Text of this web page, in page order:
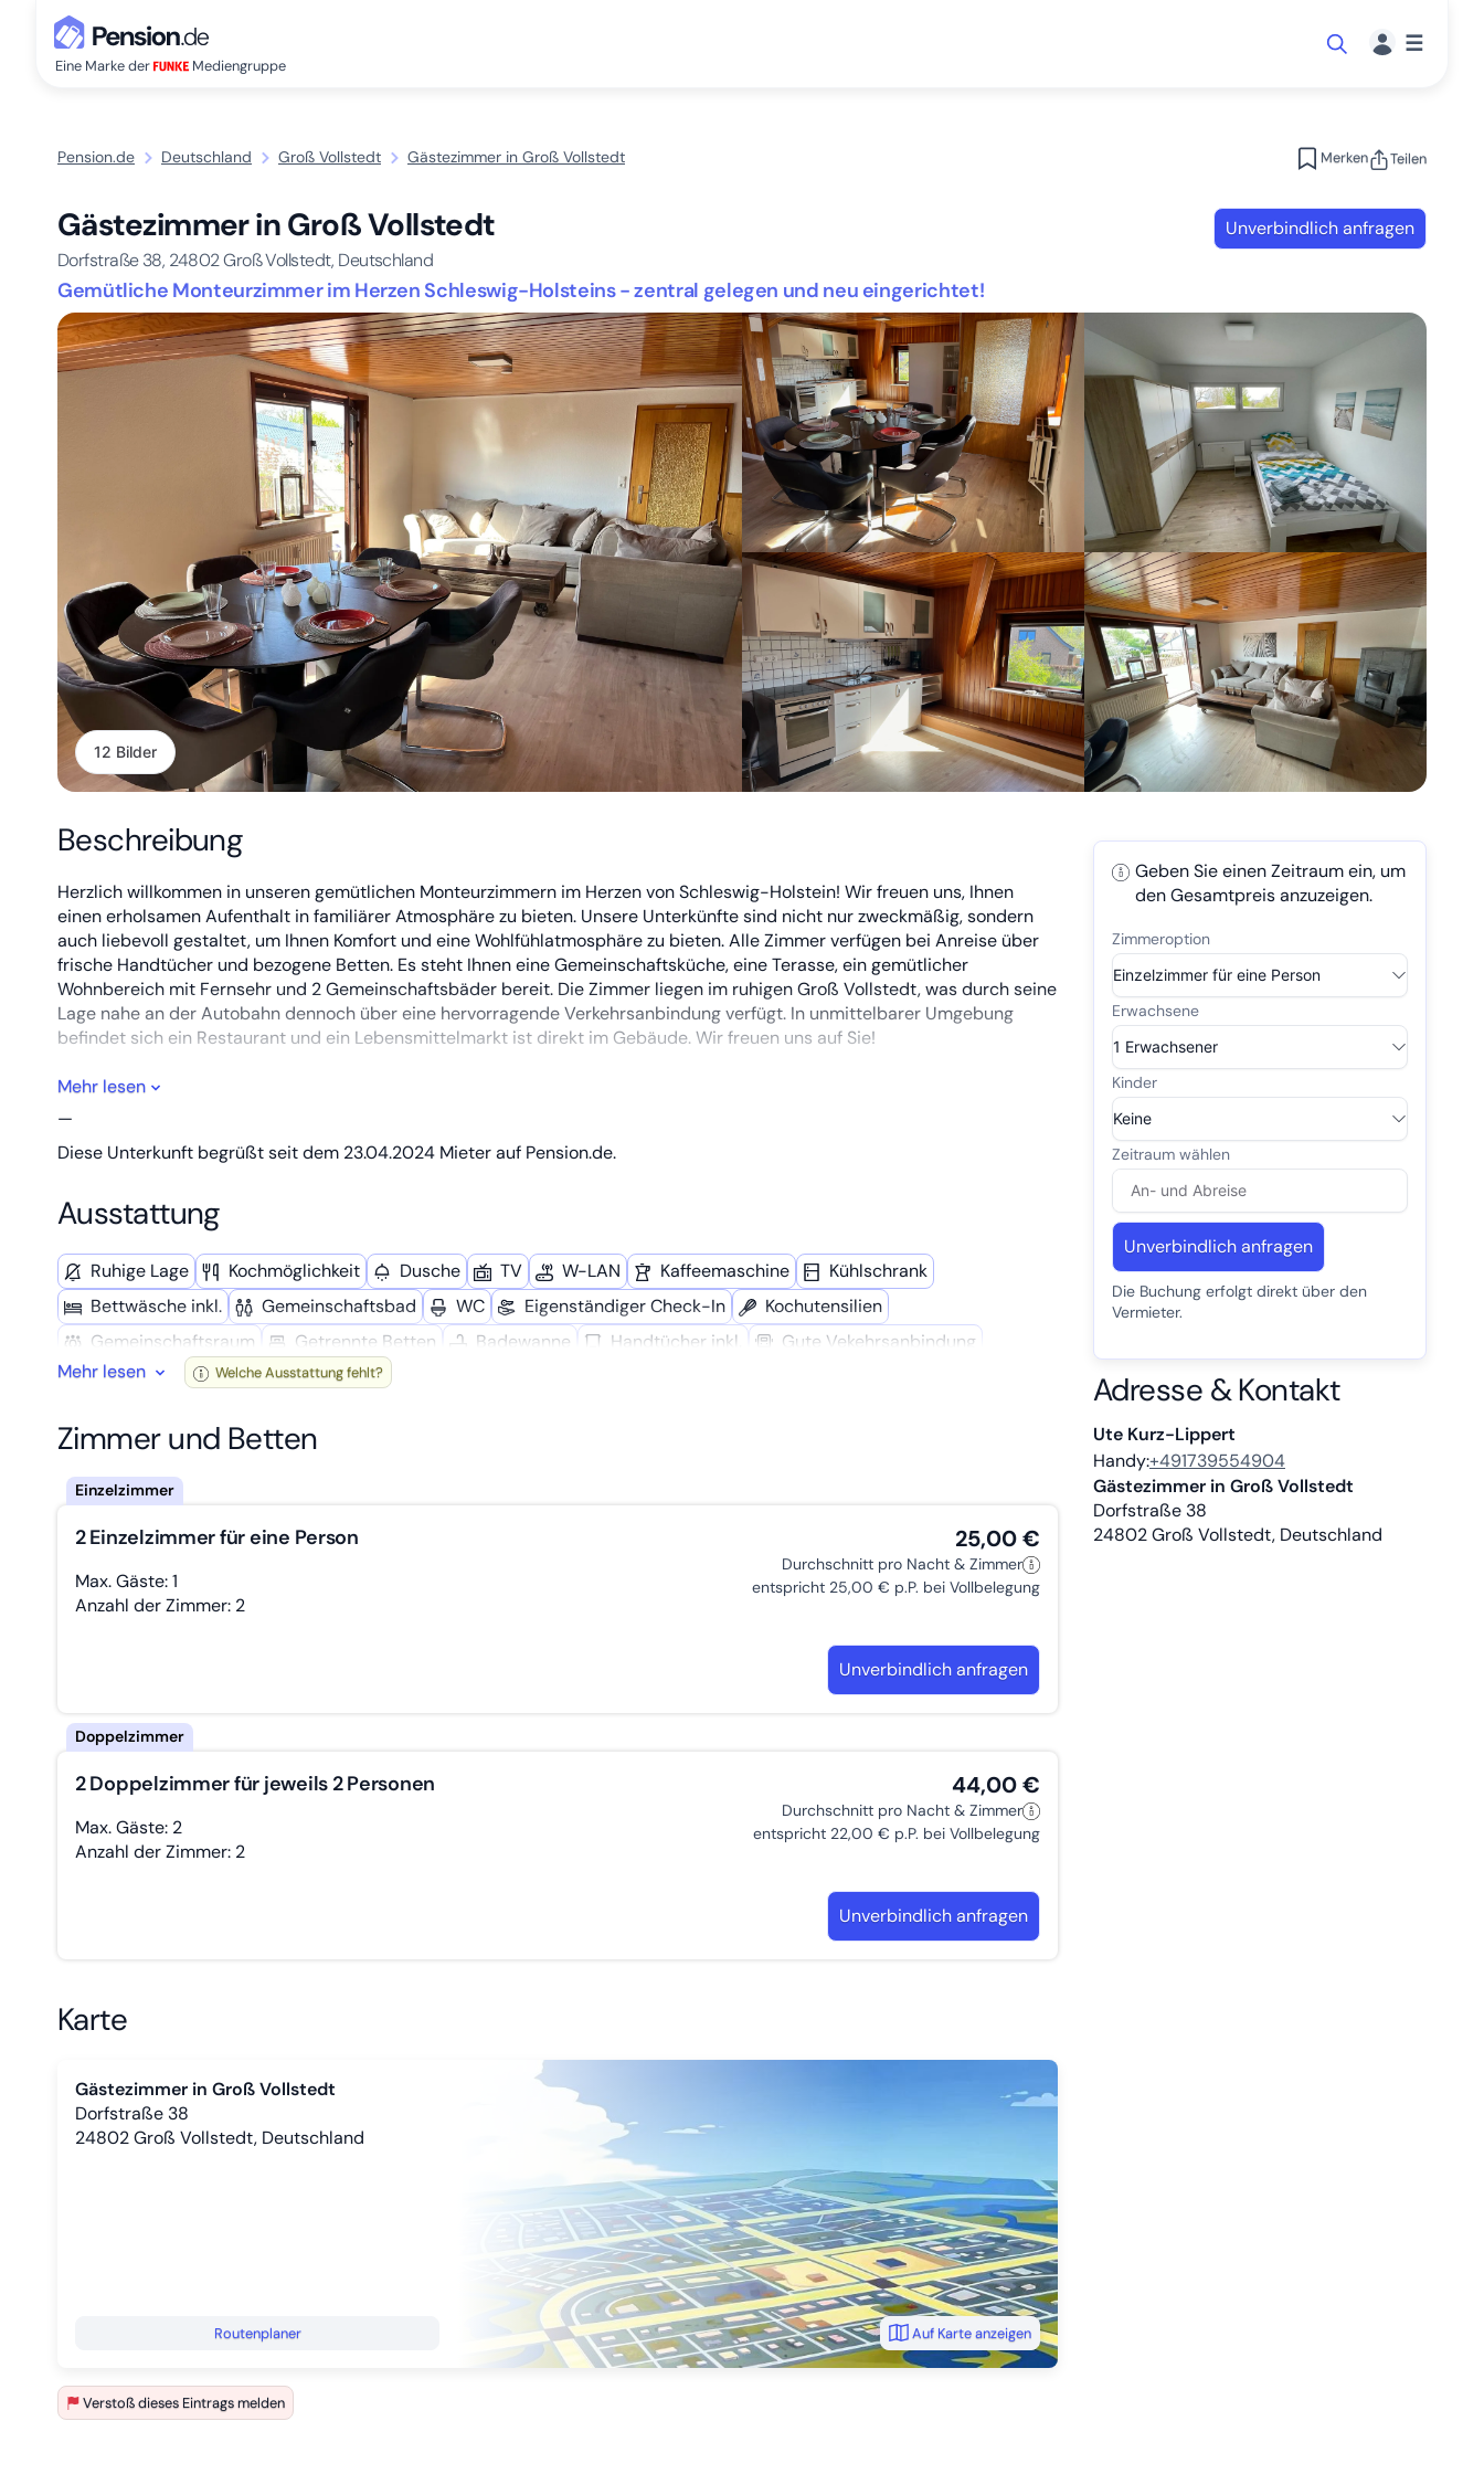
Eine Marke der Mediengruppe
☰
Pension.de Deutschland Groß Vollstedt Gästezimmer in Groß Vollstedt Merken Teilen
Gästezimmer in Groß Vollstedt
Dorfstraße 38, 24802Groß Vollstedt, Deutschland
Gemütliche Monteurzimmer im Herzen Schleswig-Holsteins - zentral gelegen und neu eingerichtet!
Unverbindlich anfragen
12 Bilder
Beschreibung
Herzlich willkommen in unseren gemütlichen Monteurzimmern im Herzen von Schleswig-Holstein! Wir freuen uns, Ihnen
einen erholsamen Aufenthalt in familiärer Atmosphäre zu bieten. Unsere Unterkünfte sind nicht nur zweckmäßig, sondern
auch liebevoll gestaltet, um Ihnen Komfort und eine Wohlfühlatmosphäre zu bieten. Alle Zimmer verfügen bei Anreise über
frische Handtücher und bezogene Betten. Es steht Ihnen eine Gemeinschaftsküche, eine Terasse, ein gemütlicher
Wohnbereich mit Fernsehr und 2 Gemeinschaftsbäder bereit. Die Zimmer liegen im ruhigen Groß Vollstedt, was durch seine
Lage nahe an der Autobahn dennoch über eine hervorragende Verkehrsanbindung verfügt. In unmittelbarer Umgebung
befindet sich ein Restaurant und ein Lebensmittelmarkt ist direkt im Gebäude. Wir freuen uns auf Sie!
Buchen Sie bitte direkt online über unsere Website www.monteurzimmer-klik.de
Mehr lesen
—
Diese Unterkunft begrüßt seit dem 23.04.2024 Mieter auf Pension.de.
Ausstattung
Ruhige Lage Kochmöglich­keit Dusche TV W-LAN Kaffee­maschine
Kühl­schrank
Bettwäsche inkl.
Gemeinschafts­bad WC Eigenständiger Check-In
Kochutensilien
Gemeinschafts­raum
Getrennte Betten Badewanne Handtücher inkl.
Gute Vekehrsanbindung
Arbeitstisch
Terrasse Geschäfte in der Nähe
Mehr lesen Welche Ausstattung fehlt?
Zimmer und Betten
2 Einzelzimmer für eine Person
Max. Gäste: 1
Anzahl der Zimmer: 2
25,00 €
Durchschnitt pro Nacht & Zimmer
entspricht 25,00 € p.P. bei Vollbelegung
Unverbindlich anfragen
2 Doppelzimmer für jeweils 2 Personen
Max. Gäste: 2
Anzahl der Zimmer: 2
44,00 €
Durchschnitt pro Nacht & Zimmer
entspricht 22,00 € p.P. bei Vollbelegung
Unverbindlich anfragen
Karte
Gästezimmer in Groß Vollstedt
Dorfstraße 38
24802Groß Vollstedt, Deutschland
Routenplaner Auf Karte anzeigen
Verstoß dieses Eintrags melden
Geben Sie einen Zeitraum ein, um
den Gesamtpreis anzuzeigen.
Unverbindlich anfragen
Die Buchung erfolgt direkt über den
Vermieter.
Adresse & Kontakt
Ute Kurz-Lippert
Handy:+491739554904
Gästezimmer in Groß Vollstedt
Dorfstraße 38
24802Groß Vollstedt, Deutschland